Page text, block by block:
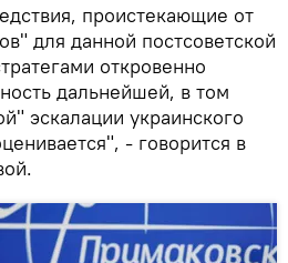
проистекающие от
для данной постсоветской
откровенно
дальнейшей, в том
эскалации украинского
- говорится в